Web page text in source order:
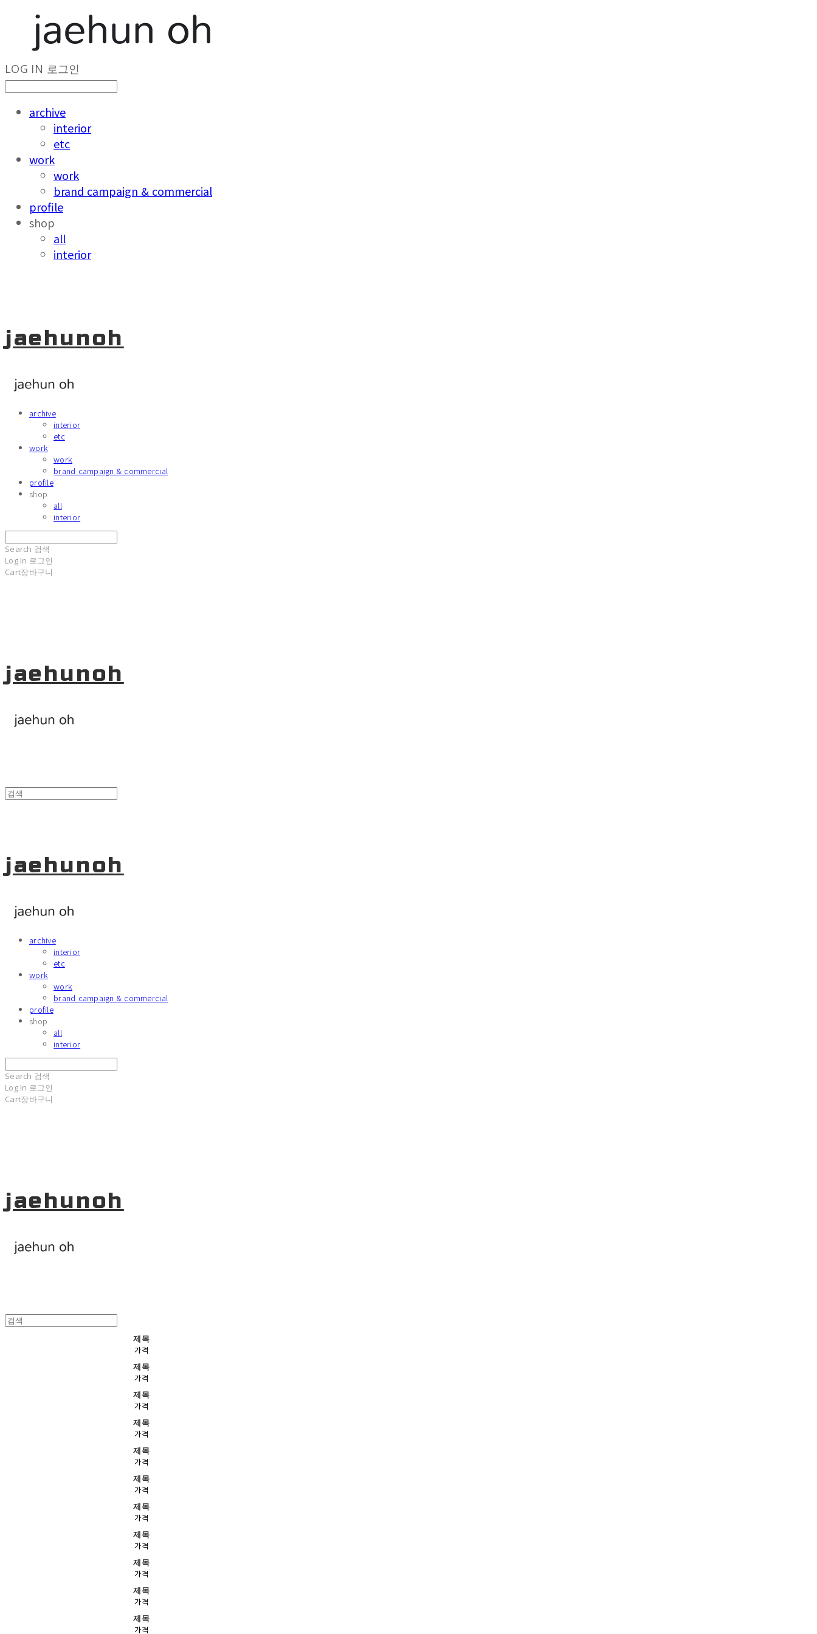
LOG IN 로그인
archive
interior
etc
work
work
brand campaign & commercial
profile
shop
all
interior
jaehunoh
archive
interior
etc
work
work
brand campaign & commercial
profile
shop
all
interior
Search 검색
Log In 로그인
Cart장바구니
jaehunoh
jaehunoh
archive
interior
etc
work
work
brand campaign & commercial
profile
shop
all
interior
Search 검색
Log In 로그인
Cart장바구니
jaehunoh
제목
가격
제목
가격
제목
가격
제목
가격
제목
가격
제목
가격
제목
가격
제목
가격
제목
가격
제목
가격
제목
가격